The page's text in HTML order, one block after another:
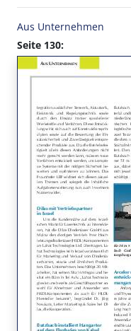
Aus Unternehmen
Seite 130: